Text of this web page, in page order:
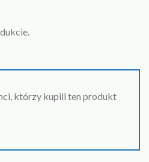
którzy kupili ten produkt